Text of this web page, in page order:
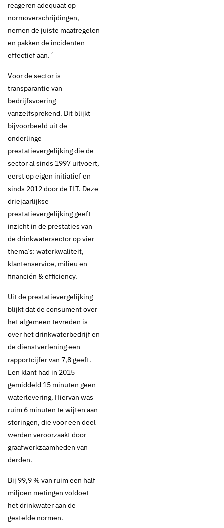
reageren adequaat op
normoverschrijdingen,
nemen de juiste maatregelen
en pakken de incidenten
effectief aan.´
Voor de sector is
transparantie van
bedrijfsvoering
vanzelfsprekend. Dit blijkt
bijvoorbeeld uit de
onderlinge
prestatievergelijking die de
sector al sinds 1997 uitvoert,
eerst op eigen initiatief en
sinds 2012 door de ILT. Deze
driejaarlijkse
prestatievergelijking geeft
inzicht in de prestaties van
de drinkwatersector op vier
thema’s: waterkwaliteit,
klantenservice, milieu en
financiën & efficiency.
Uit de prestatievergelijking
blijkt dat de consument over
het algemeen tevreden is
over het drinkwaterbedrijf en
de dienstverlening een
rapportcijfer van 7,8 geeft.
Een klant had in 2015
gemiddeld 15 minuten geen
waterlevering. Hiervan was
ruim 6 minuten te wijten aan
storingen, die voor een deel
werden veroorzaakt door
graafwerkzaamheden van
derden.
Bij 99,9 % van ruim een half
miljoen metingen voldoet
het drinkwater aan de
gestelde normen.